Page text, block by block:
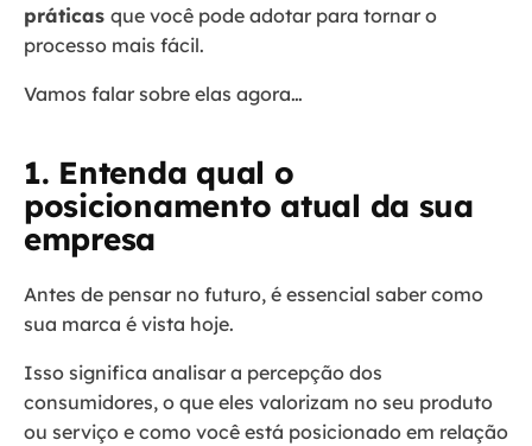
práticas que você pode adotar para tornar o
processo mais fácil.
Vamos falar sobre elas agora…
1. Entenda qual o
posicionamento atual da sua
empresa
Antes de pensar no futuro, é essencial saber como
sua marca é vista hoje.
Isso significa analisar a percepção dos
consumidores, o que eles valorizam no seu produto
ou serviço e como você está posicionado em relação